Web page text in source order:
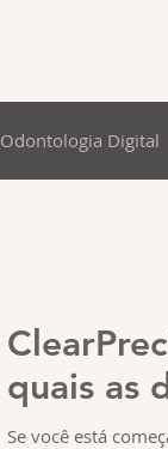
Odontologia Digital
quais as
Se você está